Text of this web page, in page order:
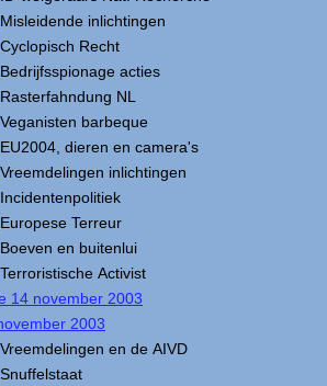
Misleidende inlichtingen
Cyclopisch Recht
Bedrijfsspionage acties
Rasterfahndung NL
Veganisten barbeque
EU2004, dieren en camera's
Vreemdelingen inlichtingen
Incidentenpolitiek
Europese Terreur
Boeven en buitenlui
Terroristische Activist
14 november 2003
2003
Vreemdelingen en de AIVD
Snuffelstaat